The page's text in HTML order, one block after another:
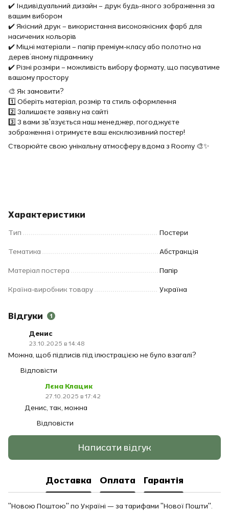
✔️ Індивідуальний дизайн – друк будь-якого зображення за
вашим вибором
✔️ Якісний друк – використання високоякісних фарб для
насичених кольорів
✔️ Міцні матеріали – папір преміум-класу або полотно на
дерев’яному підрамнику
✔️ Різні розміри – можливість вибору формату, що пасуватиме
вашому простору
🎨 Як замовити?
1️⃣ Оберіть матеріал, розмір та стиль оформлення
2️⃣ Залишаєте заявку на сайті
3️⃣ З вами зв'язується наш менеджер, погоджуєте
зображення і отримуєте ваш ексклюзивний постер!
Створюйте свою унікальну атмосферу вдома з Roomy 🎨✨
Характеристики
Тип Постери
Тематика Абстракція
Матеріал постера Папір
Країна-виробник товару Україна
Відгуки 1
Денис
23.10.2025 в 14:48
Можна, щоб підписів під ілюстрацією не було взагалі?
Відповісти
Лєна Клацик
27.10.2025 в 17:42
Денис, так, можна
Відповісти
Написати відгук
Доставка Оплата Гарантія
"Новою Поштою" по Україні — за тарифами "Нової Пошти".